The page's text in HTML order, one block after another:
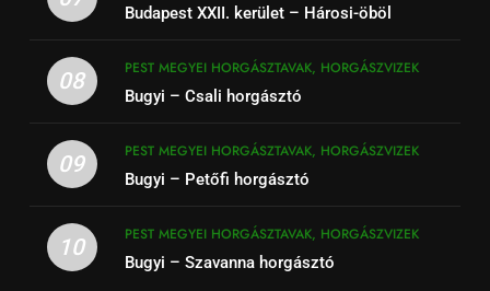
Budapest XXII. kerület – Hárosi-öböl
08
PEST MEGYEI HORGÁSZTAVAK, HORGÁSZVIZEK
Bugyi – Csali horgásztó
09
PEST MEGYEI HORGÁSZTAVAK, HORGÁSZVIZEK
Bugyi – Petőfi horgásztó
10
PEST MEGYEI HORGÁSZTAVAK, HORGÁSZVIZEK
Bugyi – Szavanna horgásztó